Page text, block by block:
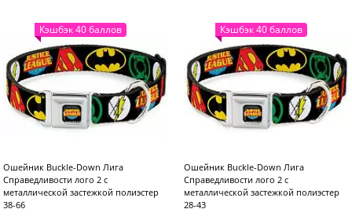
Кэшбэк 40 баллов
Ошейник Buckle-Down Лига
Справедливости лого 2 с
металлической застежкой полиэстер
38-66
Кэшбэк 40 баллов
Ошейник Buckle-Down Лига
Справедливости лого 2 с
металлической застежкой полиэстер
28-43